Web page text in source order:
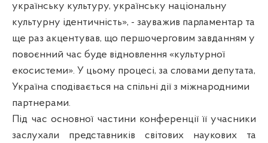
українську культуру, українську національну
культурну ідентичність», - зауважив парламентар та
ще раз акцентував, що першочерговим завданням у
повоєнний час буде відновлення «культурної
екосистеми». У цьому процесі, за словами депутата,
Україна сподівається на спільні дії з міжнародними
партнерами.
Під час основної частини конференції її учасники
заслухали представників світових наукових та